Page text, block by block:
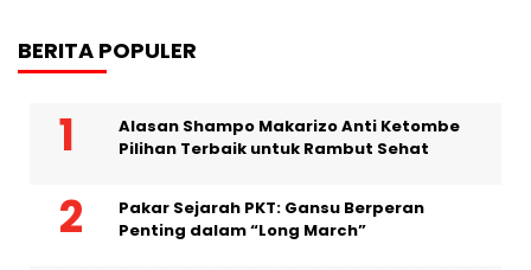
BERITA POPULER
Alasan Shampo Makarizo Anti Ketombe
Pilihan Terbaik untuk Rambut Sehat
Pakar Sejarah PKT: Gansu Berperan
Penting dalam “Long March”